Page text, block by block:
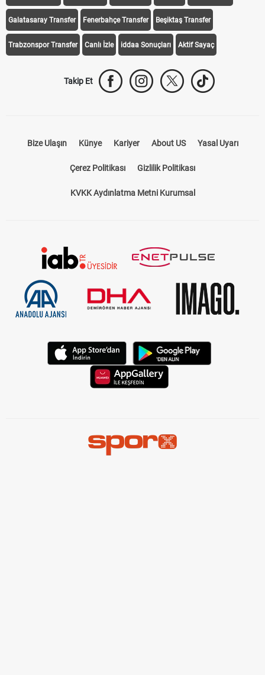
Galatasaray Transfer Fenerbahçe Transfer Beşiktaş Transfer
Trabzonspor Transfer Canlı İzle iddaa Sonuçları Aktif Sayaç
Takip Et
Bize Ulaşın Künye Kariyer About US Yasal Uyarı
Çerez Politikası Gizlilik Politikası
KVKK Aydınlatma Metni Kurumsal